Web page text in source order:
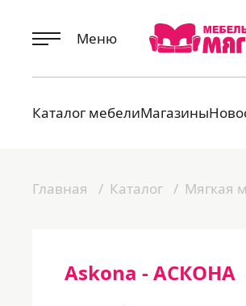
Меню
Каталог мебелиМагазины
Главная Каталог Мягкая
Askona - АСКОНА